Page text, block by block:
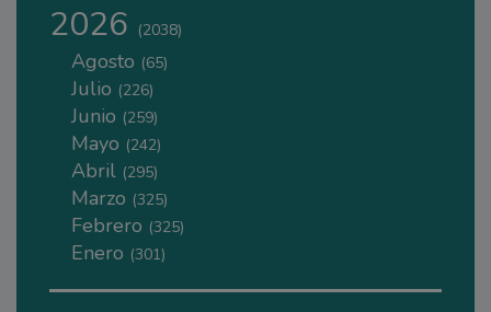
2026 (2038)
Agosto (65)
Julio (226)
Junio (259)
Mayo (242)
Abril (295)
Marzo (325)
Febrero (325)
Enero (301)